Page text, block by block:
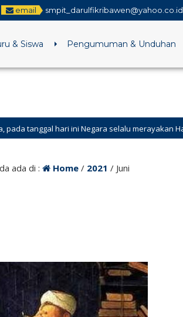
email smpit_darulfikribawen@yahoo.co.id
& Siswa Pengumuman & Unduhan
Negara selalu merayakan Hari Pramuka
ada di : Home/ 2021 / Juni